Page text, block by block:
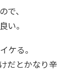
で、
い。
ケる。
だとかなり辛